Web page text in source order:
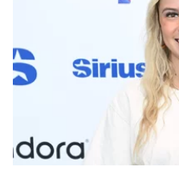
BESZÉLGETÉSEK
GASZTRO